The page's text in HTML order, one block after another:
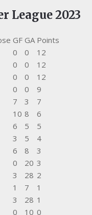
League 2023
GF GA Points
0 0
12
0 0
12
0 0
12
0 0
9
7 3
7
10 8
6
6 5
5
3 5
4
6 8
3
0 20 3
3 28 2
1 7
1
3 28 1
0 10 0